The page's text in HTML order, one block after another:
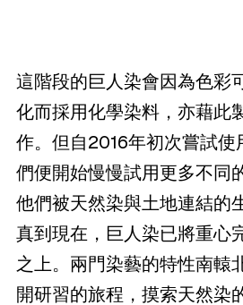
這階段的巨人染會因為色彩
化而採用化學染料，亦藉此
作。但自2016年初次嘗試使
們便開始慢慢試用更多不同
他們被天然染與土地連結的
真到現在，巨人染已將重心
之上。兩門染藝的特性南轅
開研習的旅程，摸索天然染